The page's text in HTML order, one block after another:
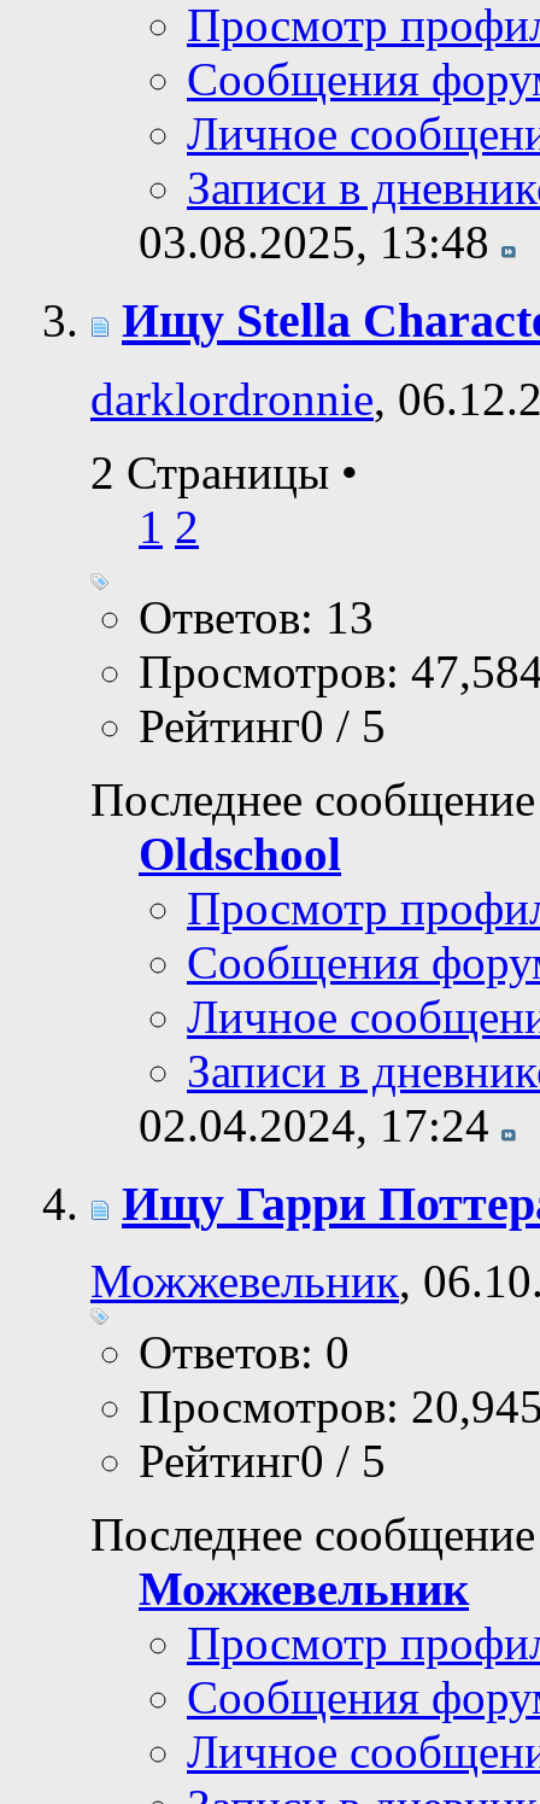
Просмотр
Сообщения
Личное
Записи в
03.08.2025, 13:48
Ищу Stella
darklordronnie,
2 Страницы •
1 2
Ответов: 13
Просмотров:
Рейтинг0 / 5
Последнее
Oldschool
Просмотр
Сообщения
Личное
Записи в
02.04.2024, 17:24
Ищу Гарри
Можжевельник,
Ответов: 0
Просмотров:
Рейтинг0 / 5
Последнее
Можжевельник
Просмотр
Сообщения
Личное